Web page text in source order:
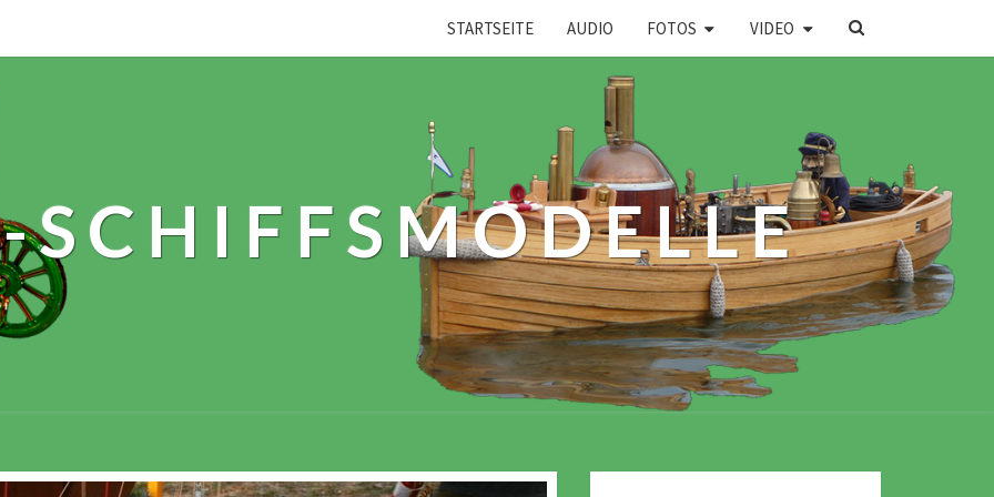
STARTSEITE AUDIO FOTOS VIDEO
SEARCH
SCHIFFSMODELLE